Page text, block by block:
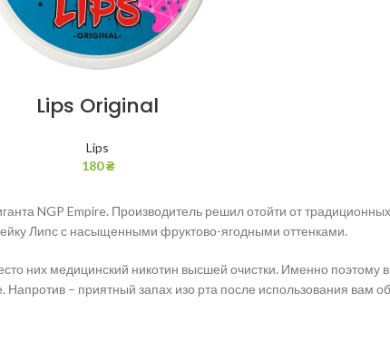
Lips Original
Lips
180₴
NGP Empire. Производитель решил отойти от
Липс с насыщенными фруктово-ягодными оттенками.
них медицинский никотин высшей очистки. Именно поэтому
– приятный запах изо рта после использования вам